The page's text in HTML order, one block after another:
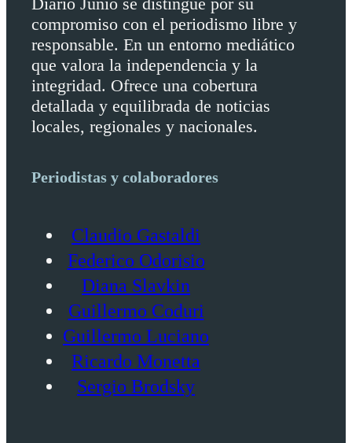
compromiso con el periodismo libre y
responsable. En un entorno mediático
que valora la independencia y la
integridad. Ofrece una cobertura
detallada y equilibrada de noticias
locales, regionales y nacionales.
Periodistas y colaboradores
Claudio Gastaldi
Federico Odorisio
Diana Slavkin
Guillermo Coduri
Guillermo Luciano
Ricardo Monetta
Sergio Brodsky